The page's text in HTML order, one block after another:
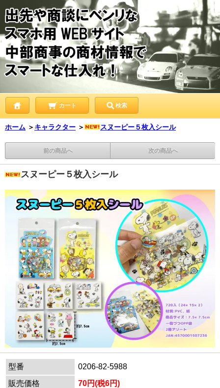
カート 検索
ホーム ＞ キャラクター ＞ スヌーピー５枚入シール
前の商品へ 次の商品へ
スヌーピー５枚入シール
型番
0206-82-5988
販売価格
70円(税6円)